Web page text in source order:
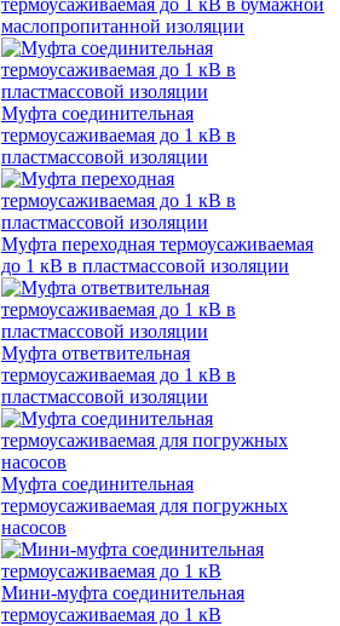
термоусаживаемая до 1 кВ в бумажной
маслопропитанной изоляции
Муфта соединительная
термоусаживаемая до 1 кВ в
пластмассовой изоляции
Муфта переходная термоусаживаемая
до 1 кВ в пластмассовой изоляции
Муфта ответвительная
термоусаживаемая до 1 кВ в
пластмассовой изоляции
Муфта соединительная
термоусаживаемая для погружных
насосов
Мини-муфта соединительная
термоусаживаемая до 1 кВ